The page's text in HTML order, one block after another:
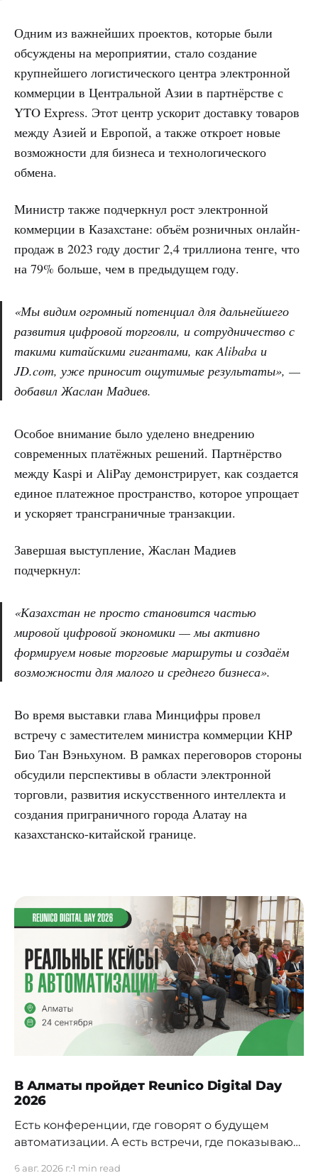
Одним из важнейших проектов, которые были
обсуждены на мероприятии, стало создание
крупнейшего логистического центра электронной
коммерции в Центральной Азии в партнёрстве с
YTO Express. Этот центр ускорит доставку товаров
между Азией и Европой, а также откроет новые
возможности для бизнеса и технологического
обмена.
Министр также подчеркнул рост электронной
коммерции в Казахстане: объём розничных онлайн-
продаж в 2023 году достиг 2,4 триллиона тенге, что
на 79% больше, чем в предыдущем году.
«Мы видим огромный потенциал для дальнейшего
развития цифровой торговли, и сотрудничество с
такими китайскими гигантами, как Alibaba и
JD.com, уже приносит ощутимые результаты», —
добавил Жаслан Мадиев.
Особое внимание было уделено внедрению
современных платёжных решений. Партнёрство
между Kaspi и AliPay демонстрирует, как создается
единое платежное пространство, которое упрощает
и ускоряет трансграничные транзакции.
Завершая выступление, Жаслан Мадиев
подчеркнул:
«Казахстан не просто становится частью
мировой цифровой экономики — мы активно
формируем новые торговые маршруты и создаём
возможности для малого и среднего бизнеса».
Во время выставки глава Минцифры провел
встречу с заместителем министра коммерции КНР
Био Тан Вэньхуном. В рамках переговоров стороны
обсудили перспективы в области электронной
торговли, развития искусственного интеллекта и
создания приграничного города Алатау на
казахстанско-китайской границе.
В Алматы пройдет Reunico Digital Day
2026
Есть конференции, где говорят о будущем
автоматизации. А есть встречи, где показывают,
6 авг. 2026 г.1 min read